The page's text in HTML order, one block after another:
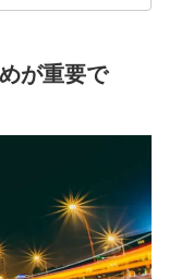
が重要で